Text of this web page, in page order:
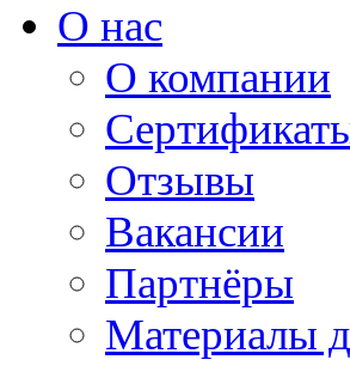
О нас
О компании
Отзывы
Вакансии
Партнёры
Материалы